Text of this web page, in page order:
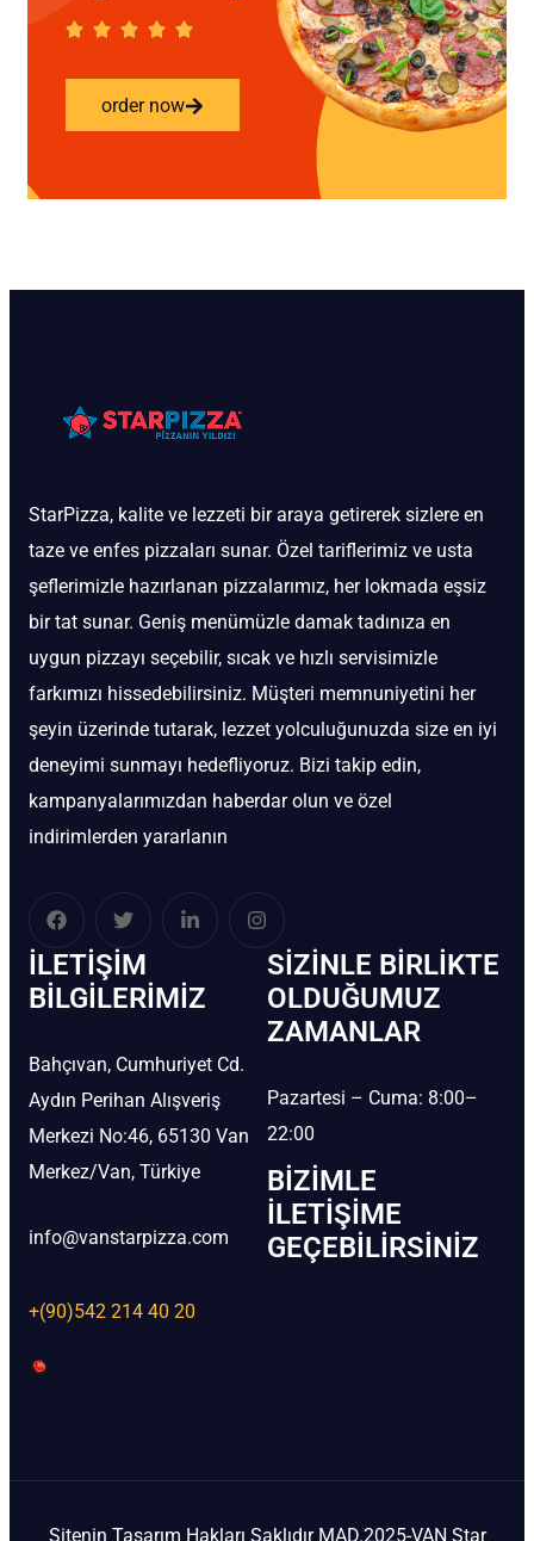
order now
StarPizza, kalite ve lezzeti bir araya getirerek sizlere en
taze ve enfes pizzaları sunar. Özel tariflerimiz ve usta
şeflerimizle hazırlanan pizzalarımız, her lokmada eşsiz
bir tat sunar. Geniş menümüzle damak tadınıza en
uygun pizzayı seçebilir, sıcak ve hızlı servisimizle
farkımızı hissedebilirsiniz. Müşteri memnuniyetini her
şeyin üzerinde tutarak, lezzet yolculuğunuzda size en iyi
deneyimi sunmayı hedefliyoruz. Bizi takip edin,
kampanyalarımızdan haberdar olun ve özel
indirimlerden yararlanın
İLETIŞIM
BİLGILERIMIZ
Bahçıvan, Cumhuriyet Cd.
Aydın Perihan Alışveriş
Merkezi No:46, 65130 Van
Merkez/Van, Türkiye
info@vanstarpizza.com
+(90)542 214 40 20
SIZINLE BIRLIKTE
OLDUĞUMUZ
ZAMANLAR
Pazartesi – Cuma: 8:00–
22:00
BIZIMLE
İLETIŞIME
GEÇEBILIRSINIZ
Sitenin Tasarım Hakları Saklıdır MAD.2025-VAN Star